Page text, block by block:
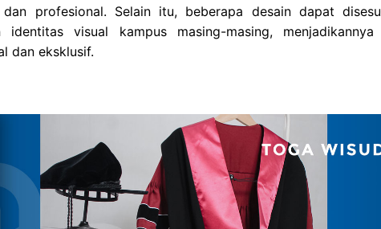
dan profesional. Selain itu, beberapa desain dapat
identitas visual kampus masing-masing, menjadikannya
dan eksklusif.